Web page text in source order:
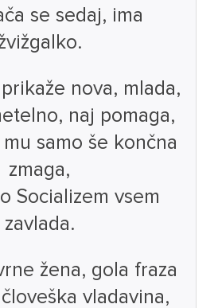
se sedaj, ima
nova, mlada,
naj pomaga,
samo še končna
zmaga,
Socializem vsem
zavlada.
žena, gola fraza
vladavina,